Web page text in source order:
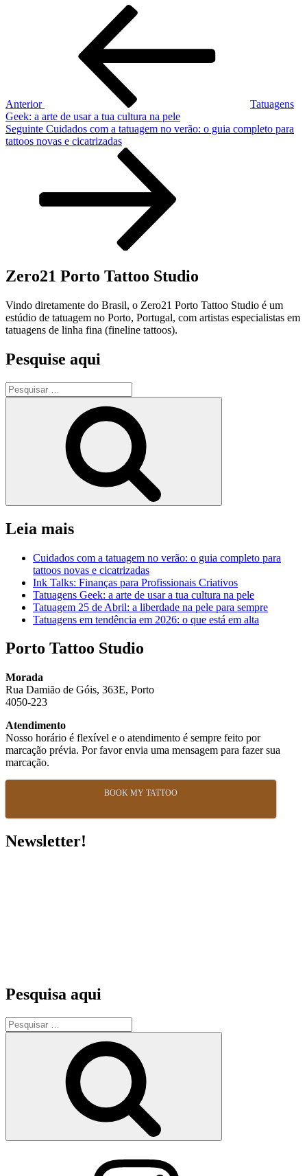
Anterior
Tatuagens
Geek: a arte de usar a tua cultura na pele
Conteúdo
seguinte
Seguinte Cuidados com a tatuagem no verão: o guia completo para
tattoos novas e cicatrizadas
Zero21 Porto Tattoo Studio
Vindo diretamente do Brasil, o Zero21 Porto Tattoo Studio é um
estúdio de tatuagem no Porto, Portugal, com artistas especialistas em
tatuagens de linha fina (fineline tattoos).
Pesquise aqui
Pesquisar
por:
Leia mais
Cuidados com a tatuagem no verão: o guia completo para
tattoos novas e cicatrizadas
Ink Talks: Finanças para Profissionais Criativos
Tatuagens Geek: a arte de usar a tua cultura na pele
Tatuagem 25 de Abril: a liberdade na pele para sempre
Tatuagens em tendência em 2026: o que está em alta
Porto Tattoo Studio
Morada
Rua Damião de Góis, 363E, Porto
4050-223
Atendimento
Nosso horário é flexível e o atendimento é sempre feito por
marcação prévia. Por favor envia uma mensagem para fazer sua
marcação.
BOOK MY TATTOO
Newsletter!
Pesquisa aqui
Pesquisar
por: